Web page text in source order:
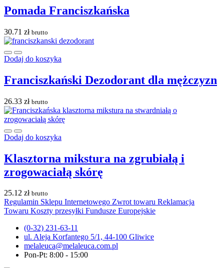
Pomada Franciszkańska
30.71 zł brutto
Dodaj do koszyka
Franciszkański Dezodorant dla mężczyzn
26.33 zł brutto
Dodaj do koszyka
Klasztorna mikstura na zgrubiałą i
zrogowaciałą skórę
25.12 zł brutto
Regulamin Sklepu Internetowego Zwrot towaru Reklamacja
Towaru Koszty przesyłki Fundusze Europejskie
(0-32) 231-63-11
ul. Aleja Korfantego 5/1, 44-100 Gliwice
melaleuca@melaleuca.com.pl
Pon-Pt: 8:00 - 15:00